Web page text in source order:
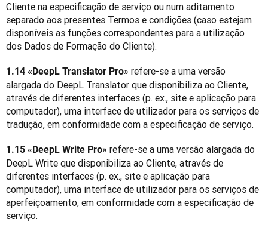
Cliente na especificação de serviço ou num aditamento
separado aos presentes Termos e condições (caso estejam
disponíveis as funções correspondentes para a utilização
dos Dados de Formação do Cliente).
1.14 «DeepL Translator Pro» refere-se a uma versão
alargada do DeepL Translator que disponibiliza ao Cliente,
através de diferentes interfaces (p. ex., site e aplicação para
computador), uma interface de utilizador para os serviços de
tradução, em conformidade com a especificação de serviço.
1.15 «DeepL Write Pro» refere-se a uma versão alargada do
DeepL Write que disponibiliza ao Cliente, através de
diferentes interfaces (p. ex., site e aplicação para
computador), uma interface de utilizador para os serviços de
aperfeiçoamento, em conformidade com a especificação de
serviço.